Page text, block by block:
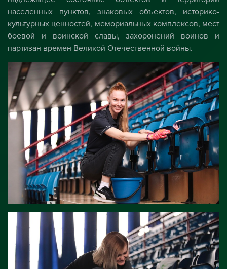
населенных пунктов, знаковых объектов, историко-
культурных ценностей, мемориальных комплексов, мест
боевой и воинской славы, захоронений воинов и
партизан времен Великой Отечественной войны.